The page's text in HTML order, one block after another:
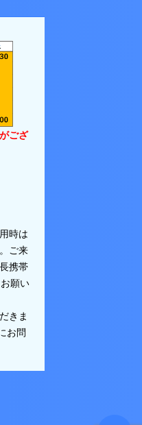
ござ
時は
ご来
携帯
願い
きま
お問